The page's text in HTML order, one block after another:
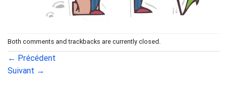
Both comments and trackbacks are currently closed.
← Précédent
Suivant →